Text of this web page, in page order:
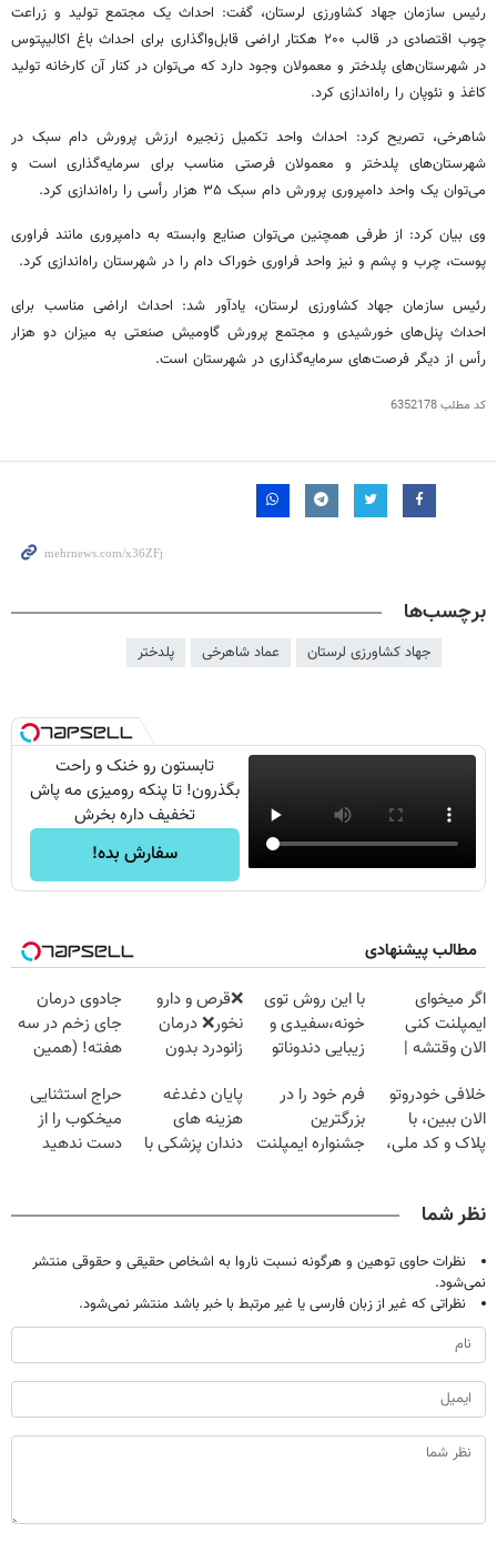
رئیس سازمان جهاد کشاورزی لرستان، گفت: احداث یک مجتمع تولید و زراعت
چوب اقتصادی در قالب ۲۰۰ هکتار اراضی قابل‌واگذاری برای احداث باغ اکالیپتوس
در شهرستان‌های پلدختر و معمولان وجود دارد که می‌توان در کنار آن کارخانه تولید
کاغذ و نئوپان را راه‌اندازی کرد.
شاهرخی، تصریح کرد: احداث واحد تکمیل زنجیره ارزش پرورش دام سبک در
شهرستان‌های پلدختر و معمولان فرصتی مناسب برای سرمایه‌گذاری است و
می‌توان یک واحد دامپروری پرورش دام سبک ۳۵ هزار
رأسی را راه‌اندازی کرد.
وی بیان کرد: از طرفی همچنین می‌توان صنایع وابسته به دامپروری مانند فراوری
پوست، چرب و پشم و نیز واحد فراوری خوراک دام را در شهرستان راه‌اندازی کرد.
رئیس سازمان جهاد کشاورزی لرستان، یادآور شد: احداث اراضی مناسب برای
احداث پنل‌های خورشیدی و مجتمع پرورش گاومیش صنعتی به میزان دو هزار
رأس از دیگر فرصت‌های سرمایه‌گذاری در شهرستان است.
کد مطلب6352178
برچسب‌ها
جهاد کشاورزی لرستان عماد شاهرخی پلدختر
تابستون رو خنک و راحت
بگذرون! تا پنکه رومیزی مه پاش
تخفیف داره بخرش
سفارش بده!
مطالب پیشنهادی
اگر میخوای
ایمپلنت کنی
الان وقتشه |
میلیون تومان!!!
با این روش توی
خونه،سفیدی و
زیبایی دندوناتو
(40%off)
❌قرص‌ و دارو
نخور❌ درمان
زانودرد بدون
جادوی درمان
جای زخم در سه
هفته! (همین
صحبت کنید)
خلافی خودروتو
الان ببین، با
پلاک و کد ملی،
فرم خود را در
بزرگترین
جشنواره ایمپلنت
پایان دغدغه
هزینه های
دندان پزشکی با
حراج استثنایی
میخکوب را از
دست ندهید
نظر شما
نظرات حاوی توهین و هرگونه نسبت ناروا به اشخاص حقیقی و حقوقی منتشر
نمی‌شود.
نظراتی که غیر از زبان فارسی یا غیر مرتبط با خبر باشد منتشر نمی‌شود.